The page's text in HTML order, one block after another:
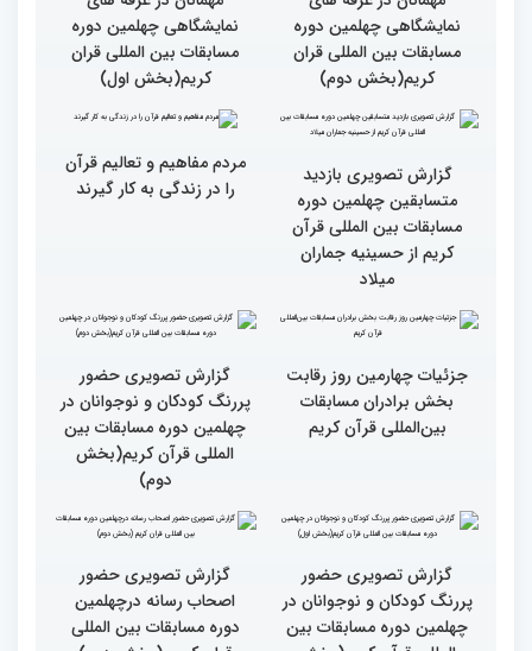
بالاترین سطح برگزاری
مسابقات قرآن را در ایران
شاهد بودم
ایران مهد قرآن است/ سطح
مسابقات ایران خیلی بالاست
گزارش تصویری سومین روز
رقابت بخش بانوان چهلمین
دوره مسابقات بین المللی
قرآن کریم (بخش دوم)
گزارش تصویری سومین روز
رقابت بخش بانوان چهلمین
مهمانان در غرفه های
نمایشگاهی چهلمین دوره
مسابقات بین المللی قران
مهمانان در غرفه های
نمایشگاهی چهلمین دوره
مسابقات بین المللی قران
کریم(بخش اول)
متسابقین چهلمین دوره
مسابقات بین المللی قرآن
کریم از حسینیه جماران
مردم مفاهیم و تعالیم قرآن
را در زندگی به کار گیرند